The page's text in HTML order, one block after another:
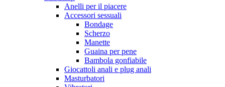
Anelli per il piacere
Accessori sessuali
Bondage
Scherzo
Manette
Guaina per pene
Bambola gonfiabile
Giocattoli anali e plug anali
Masturbatori